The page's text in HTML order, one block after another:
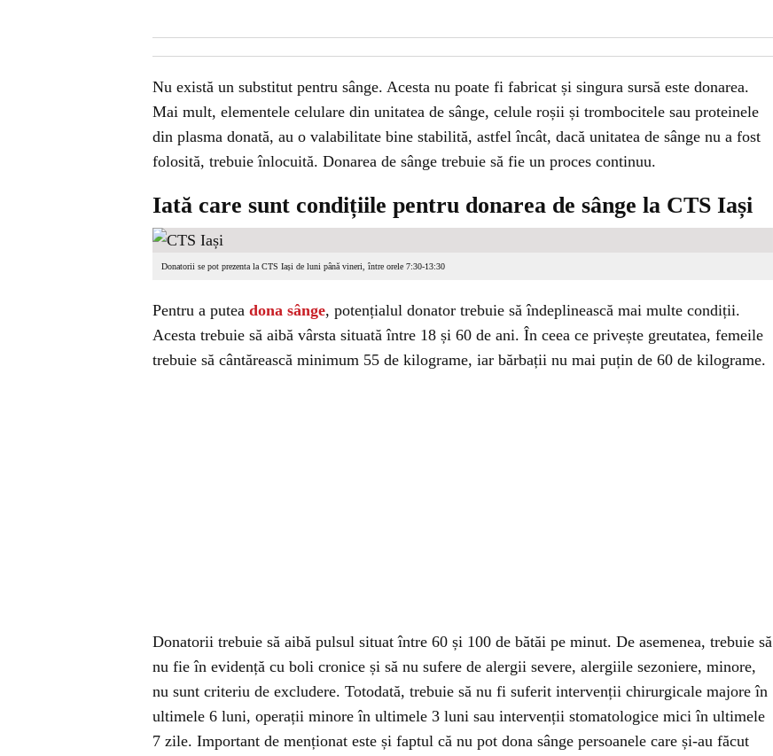
Nu există un substitut pentru sânge. Acesta nu poate fi fabricat și singura sursă este donarea.
Mai mult, elementele celulare din unitatea de sânge, celule roșii și trombocitele sau proteinele
din plasma donată, au o valabilitate bine stabilită, astfel încât, dacă unitatea de sânge nu a fost
folosită, trebuie înlocuită. Donarea de sânge trebuie să fie un proces continuu.
Iată care sunt condițiile pentru donarea de sânge la CTS Iași
Donatorii se pot prezenta la CTS Iași de luni până vineri, între orele 7:30-13:30
Pentru a putea dona sânge, potențialul donator trebuie să îndeplinească mai multe condiții.
Acesta trebuie să aibă vârsta situată între 18 și 60 de ani. În ceea ce privește greutatea, femeile
trebuie să cântărească minimum 55 de kilograme, iar bărbații nu mai puțin de 60 de kilograme.
Donatorii trebuie să aibă pulsul situat între 60 și 100 de bătăi pe minut. De asemenea, trebuie să
nu fie în evidență cu boli cronice și să nu sufere de alergii severe, alergiile sezoniere, minore,
nu sunt criteriu de excludere. Totodată, trebuie să nu fi suferit intervenții chirurgicale majore în
ultimele 6 luni, operații minore în ultimele 3 luni sau intervenții stomatologice mici în ultimele
7 zile. Important de menționat este și faptul că nu pot dona sânge persoanele care și-au făcut